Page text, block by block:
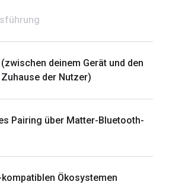
deinem Gerät und den
der Nutzer)
Pairing über Matter-Bluetooth-
Ökosystemen